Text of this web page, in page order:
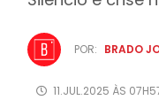
POR: BRADO
11.JUL.2025 ÀS